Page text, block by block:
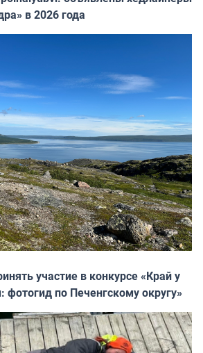
в 2026 года
участие в конкурсе «Край у
фотогид по Печенгскому округу»